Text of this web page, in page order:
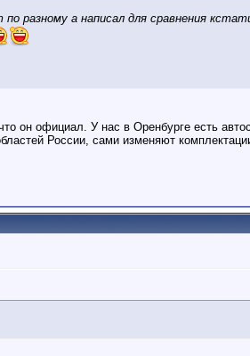
разному а написал для сравнения
он официал. У нас в Оренбурге есть
России, сами изменяют